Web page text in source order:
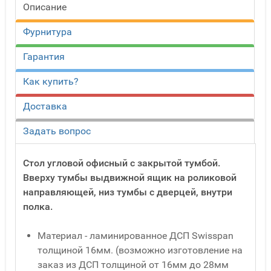
Описание
Фурнитура
Гарантия
Как купить?
Доставка
Задать вопрос
Стол угловой офисный с закрытой тумбой.
Вверху тумбы выдвижной ящик на роликовой
направляющей, низ тумбы с дверцей, внутри
полка.
Материал - ламинированное ДСП Swisspan
толщиной 16мм. (возможно изготовление на
заказ из ДСП толщиной от 16мм до 28мм